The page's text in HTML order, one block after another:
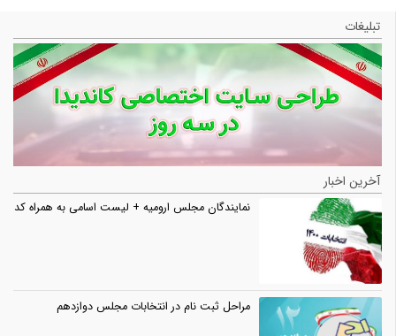
تبلیغات
آخرین اخبار
نمایندگان مجلس ارومیه + لیست اسامی به همراه کد
مراحل ثبت نام در انتخابات مجلس دوازدهم